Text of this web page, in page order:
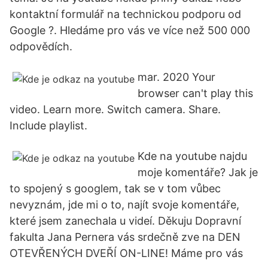
kontaktní formulář na technickou podporu od
Google ?. Hledáme pro vás ve více než 500 000
odpovědích.
mar. 2020 Your
browser can't play this
video. Learn more. Switch camera. Share.
Include playlist.
Kde na youtube najdu
moje komentáře? Jak je
to spojený s googlem, tak se v tom vůbec
nevyznám, jde mi o to, najít svoje komentáře,
které jsem zanechala u videí. Děkuju Dopravní
fakulta Jana Pernera vás srdečně zve na DEN
OTEVŘENÝCH DVEŘÍ ON-LINE! Máme pro vás